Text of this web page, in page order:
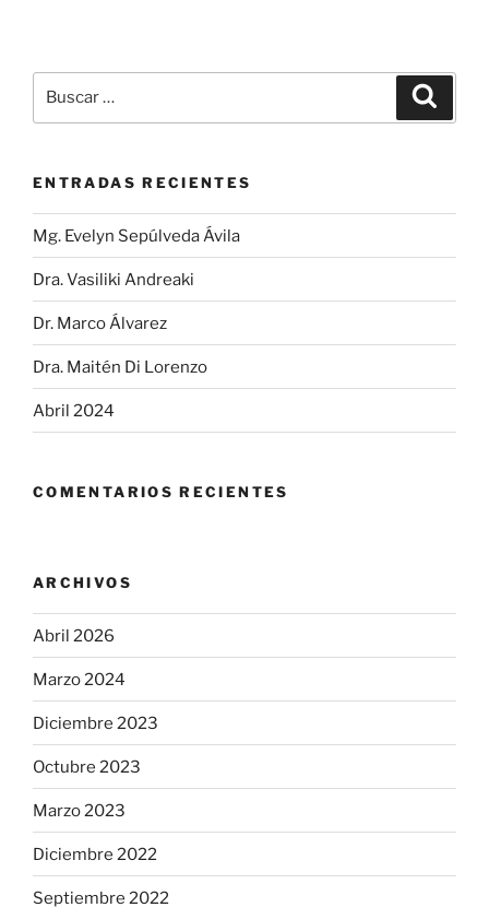
ENTRADAS RECIENTES
Mg. Evelyn Sepúlveda Ávila
Dra. Vasiliki Andreaki
Dr. Marco Álvarez
Dra. Maitén Di Lorenzo
Abril 2024
COMENTARIOS RECIENTES
ARCHIVOS
Abril 2026
Marzo 2024
Diciembre 2023
Octubre 2023
Marzo 2023
Diciembre 2022
Septiembre 2022